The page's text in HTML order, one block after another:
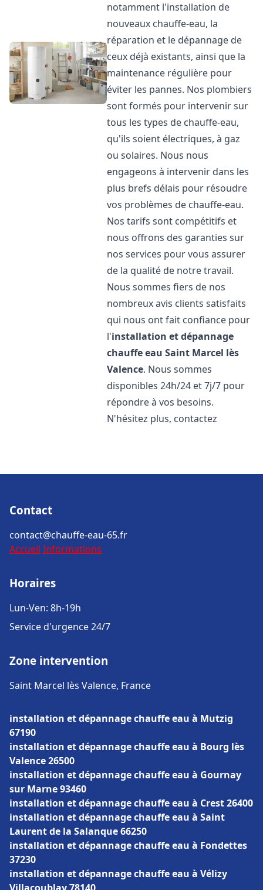
notamment l'installation de
nouveaux chauffe-eau, la
réparation et le dépannage de
ceux déjà existants, ainsi que la
maintenance régulière pour
éviter les pannes. Nos plombiers
sont formés pour intervenir sur
tous les types de chauffe-eau,
qu'ils soient électriques, à gaz
ou solaires. Nous nous
engageons à intervenir dans les
plus brefs délais pour résoudre
vos problèmes de chauffe-eau.
Nos tarifs sont compétitifs et
nous offrons des garanties sur
nos services pour vous assurer
de la qualité de notre travail.
Nous sommes fiers de nos
nombreux avis clients satisfaits
qui nous ont fait confiance pour
l'installation et dépannage
chauffe eau Saint Marcel lès
Valence. Nous sommes
disponibles 24h/24 et 7j/7 pour
répondre à vos besoins.
N'hésitez plus, contactez
Contact
contact@chauffe-eau-65.fr
Accueil Informations
Horaires
Lun-Ven: 8h-19h
Service d'urgence 24/7
Zone intervention
Saint Marcel lès Valence, France
installation et dépannage chauffe eau à Mutzig
67190
installation et dépannage chauffe eau à Bourg lès
Valence 26500
installation et dépannage chauffe eau à Gournay
sur Marne 93460
installation et dépannage chauffe eau à Crest 26400
installation et dépannage chauffe eau à Saint
Laurent de la Salanque 66250
installation et dépannage chauffe eau à Fondettes
37230
installation et dépannage chauffe eau à Vélizy